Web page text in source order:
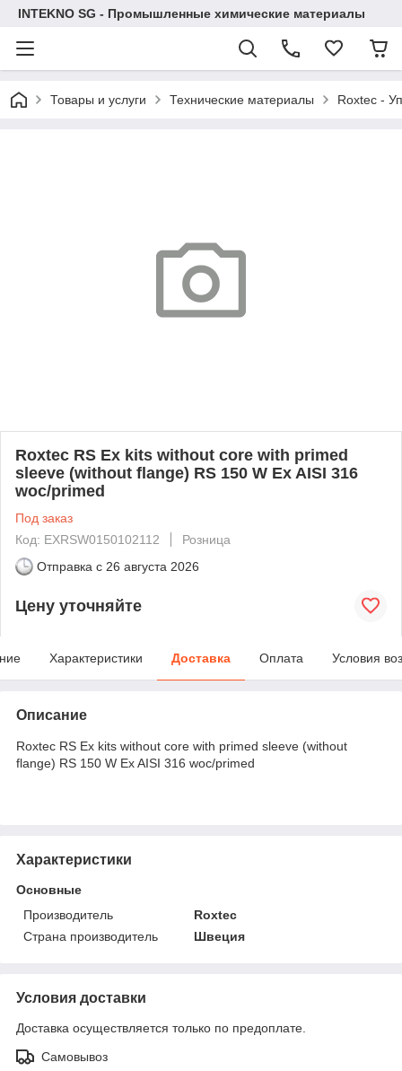
INTEKNO SG - Промышленные химические материалы
Товары и услуги Технические материалы Roxtec -
Roxtec RS Ex kits without core with primed
sleeve (without flange) RS 150 W Ex AISI 316
woc/primed
Под заказ
Код: EXRSW0150102112
Розница
Отправка с 26 августа 2026
Цену уточняйте
Характеристики Доставка Оплата Условия
Описание
Roxtec RS Ex kits without core with primed sleeve (without
flange) RS 150 W Ex AISI 316 woc/primed
Характеристики
Основные
Производитель
Roxtec
Страна производитель
Швеция
Условия доставки
Доставка осуществляется только по предоплате.
Самовывоз